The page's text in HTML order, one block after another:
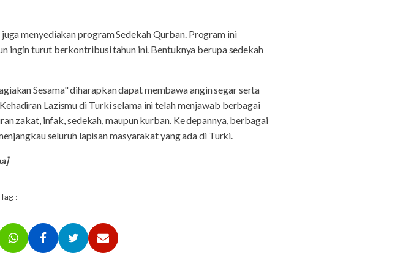
menyediakan program Sedekah Qurban. Program ini
ingin turut berkontribusi tahun ini. Bentuknya berupa sedekah
Sesama" diharapkan dapat membawa angin segar serta
Lazismu di Turki selama ini telah menjawab berbagai
zakat, infak, sedekah, maupun kurban. Ke depannya, berbagai
seluruh lapisan masyarakat yang ada di Turki.
Tag :